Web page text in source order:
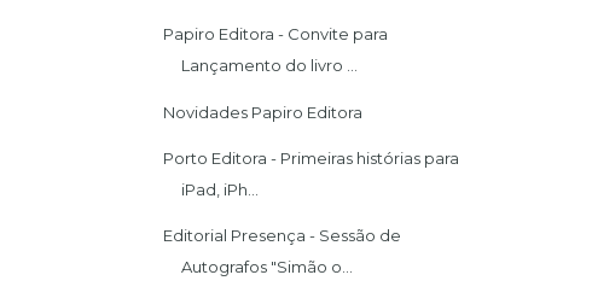
Papiro Editora - Convite para
Lançamento do livro ...
Novidades Papiro Editora
Porto Editora - Primeiras histórias para
iPad, iPh...
Editorial Presença - Sessão de
Autografos "Simão o...